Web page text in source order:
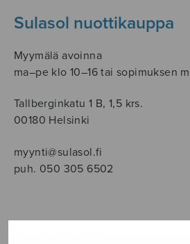
Sulasol nuottikauppa
Myymälä avoinna
ma–pe klo 10–16 tai sopimuksen
Tallberginkatu 1 B, 1,5 krs.
00180 Helsinki
myynti@sulasol.fi
puh. 050 305 6502